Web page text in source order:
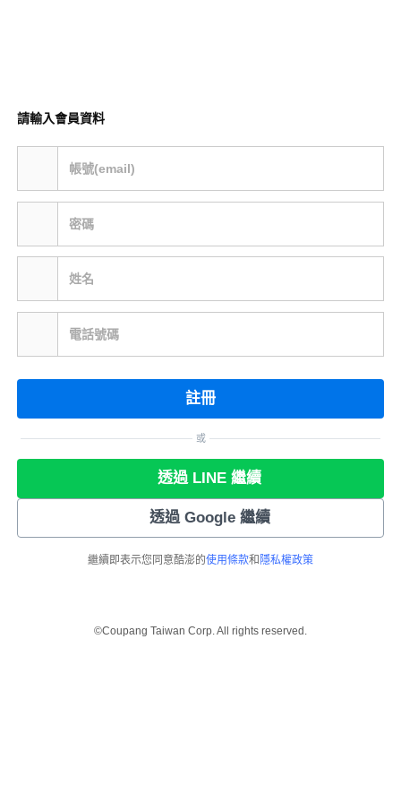
請輸入會員資料
帳號(email)
密碼
姓名
電話號碼
註冊
或
透過 LINE 繼續
透過 Google 繼續
繼續即表示您同意酷澎的使用條款和 隱私權政策
©Coupang Taiwan Corp. All rights reserved.